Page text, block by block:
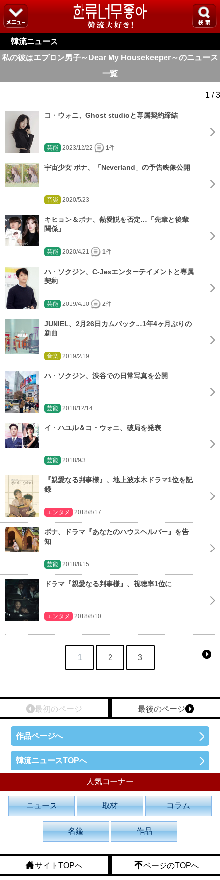
韓流ニュース
私の彼はエプロン男子～Dear My Housekeeper～のニュース
一覧
1 / 3
コ・ウォニ、Ghost studioと専属契約締結
芸能 2023/12/22 1件
宇宙少女 ボナ、「Neverland」の予告映像公開
音楽 2020/5/23
キヒョン＆ボナ、熱愛説を否定…「先輩と後輩
関係」
芸能 2020/4/21 1件
ハ・ソクジン、C-Jesエンターテイメントと専属
契約
芸能 2019/4/10 2件
JUNIEL、2月26日カムバック…1年4ヶ月ぶりの
新曲
音楽 2019/2/19
ハ・ソクジン、渋谷での日常写真を公開
芸能 2018/12/14
イ・ハユル＆コ・ウォニ、破局を発表
芸能 2018/9/3
『親愛なる判事様』、地上波水木ドラマ1位を記
録
エンタメ 2018/8/17
ボナ、ドラマ『あなたのハウスヘルパー』を告
知
芸能 2018/8/15
ドラマ『親愛なる判事様』、視聴率1位に
エンタメ 2018/8/10
1 2 3
最後のページ
最初のページ
作品ページへ
韓流ニュースTOPへ
人気コーナー
ニュース 取材 コラム
名鑑 作品
サイトTOPへ ページのTOPへ